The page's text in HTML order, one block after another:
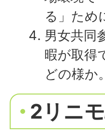
る」ため
男女共同
暇が取得
どの様か。
2リニ